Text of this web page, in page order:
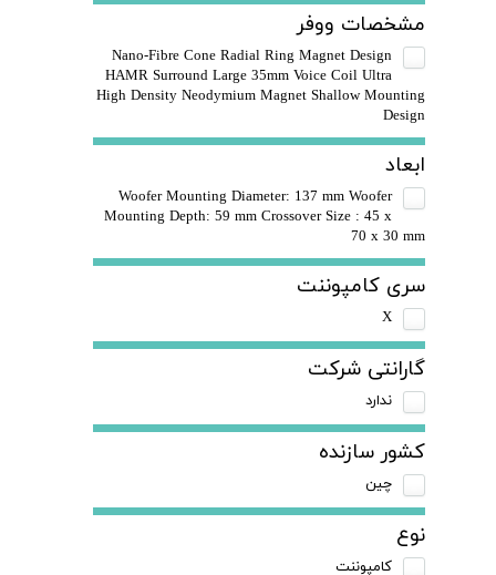
مشخصات ووفر
Nano-Fibre Cone Radial Ring Magnet Design
HAMR Surround Large 35mm Voice Coil Ultra
High Density Neodymium Magnet Shallow Mounting
Design
ابعاد
Woofer Mounting Diameter: 137 mm Woofer
Mounting Depth: 59 mm Crossover Size : 45 x
70 x 30 mm
سری کامپوننت
X
گارانتی شرکت
ندارد
کشور سازنده
چین
نوع
کامپوننت